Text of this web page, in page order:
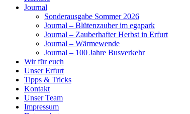
Journal
Sonderausgabe Sommer 2026
Journal – Blütenzauber im egapark
Journal – Zauberhafter Herbst in Erfurt
Journal – Wärmewende
Journal – 100 Jahre Busverkehr
Wir für euch
Unser Erfurt
Tipps & Tricks
Kontakt
Unser Team
Impressum